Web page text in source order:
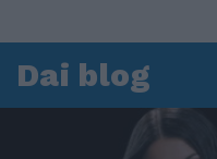
Dai blog